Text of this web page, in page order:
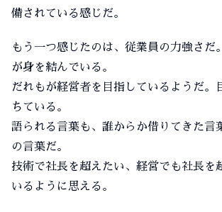
備されている感じだ。
もう一つ感じたのは、従業員の力強さだ
が身を結んでいる。
だれもが経営者を目指しているようだ。
ちている。
語られる言葉も、誰からか借りてきた言
の言葉だ。
技術で社長を超えたい、経営でも社長を
いるように思える。